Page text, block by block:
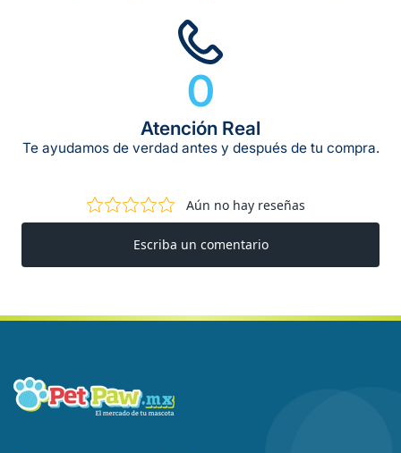
0
Atención Real
Te ayudamos de verdad antes y después de tu compra.